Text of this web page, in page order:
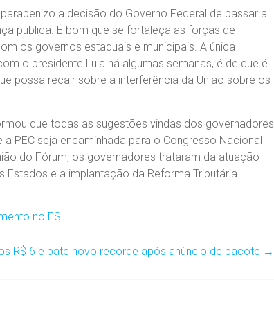
a decisão do Governo Federal de passar a
pública. É bom que se fortaleça as forças de
os governos estaduais e municipais. A única
o presidente Lula há algumas semanas, é de que é
possa recair sobre a interferência da União sobre os
que todas as sugestões vindas dos governadores
PEC seja encaminhada para o Congresso Nacional
do Fórum, os governadores trataram da atuação
e a implantação da Reforma Tributária.
no ES
R$ 6 e bate novo recorde após anúncio de pacote →